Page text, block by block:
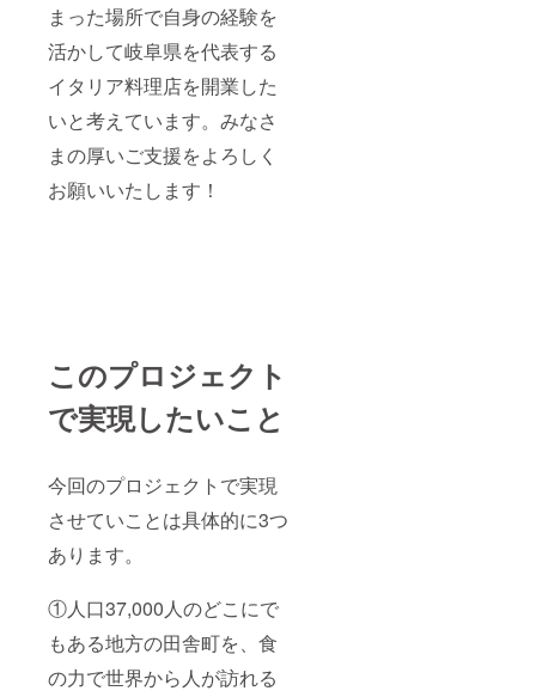
まった場所で自身の経験を
活かして岐阜県を代表する
イタリア料理店を開業した
いと考えています。みなさ
まの厚いご支援をよろしく
お願いいたします！
このプロジェクト
で実現したいこと
今回のプロジェクトで実現
させていことは具体的に3つ
あります。
①人口37,000人のどこにで
もある地方の田舎町を、食
の力で世界から人が訪れる